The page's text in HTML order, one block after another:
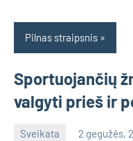
Pilnas straipsnis
Sportuojančių
valgyti prieš ir
Sveikata 2 gegužės,